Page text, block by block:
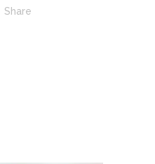
Share